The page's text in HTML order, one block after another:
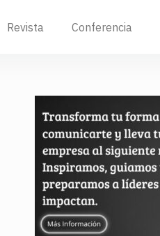
Revista Conferencia